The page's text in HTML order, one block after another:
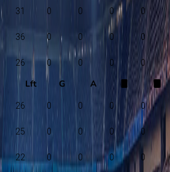
31 0 0 0 0
36 0 0 0 0
26 0 0 0 0
Lft G A
26 0 0 0 0
25 0 0 0 0
22 0 0 0 0